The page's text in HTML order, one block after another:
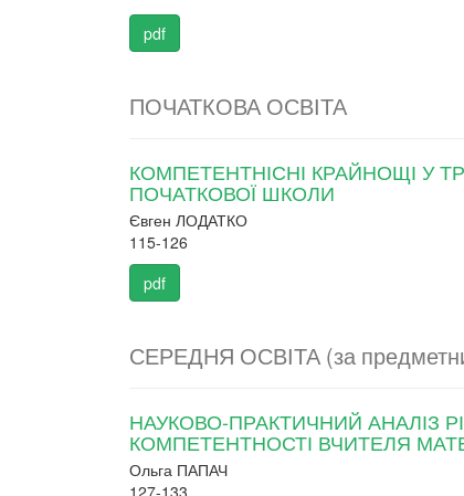
pdf
ПОЧАТКОВА ОСВІТА
КОМПЕТЕНТНІСНІ КРАЙНОЩІ У
ПОЧАТКОВОЇ ШКОЛИ
Євген ЛОДАТКО
115-126
pdf
СЕРЕДНЯ ОСВІТА (за
НАУКОВО-ПРАКТИЧНИЙ АНАЛІЗ
КОМПЕТЕНТНОСТІ ВЧИТЕЛЯ
Ольга ПАПАЧ
127-133